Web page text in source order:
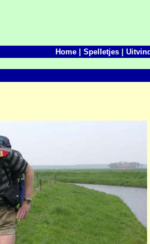
Home |Spelletjes |